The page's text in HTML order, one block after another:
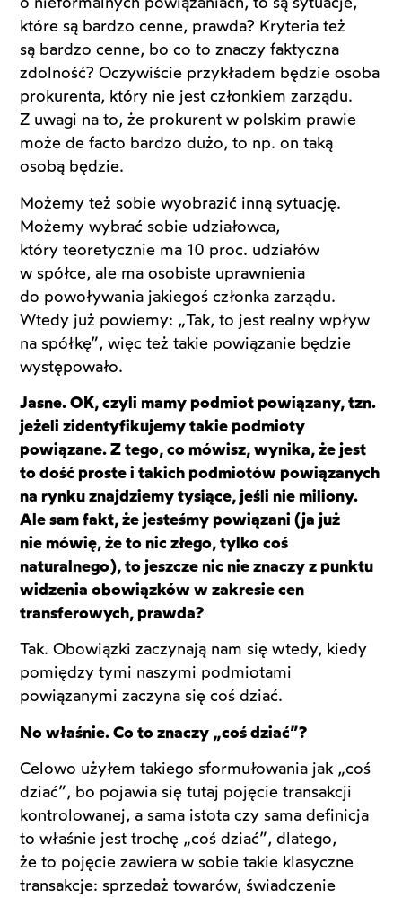
które są bardzo cenne, prawda? Kryteria też
są bardzo cenne, bo co to znaczy faktyczna
zdolność? Oczywiście przykładem będzie osoba
prokurenta, który nie jest członkiem zarządu.
Z uwagi na to, że prokurent w polskim prawie
może de facto bardzo dużo, to np. on taką
osobą będzie.
Możemy też sobie wyobrazić inną sytuację.
Możemy wybrać sobie udziałowca,
który teoretycznie ma 10 proc. udziałów
w spółce, ale ma osobiste uprawnienia
do powoływania jakiegoś członka zarządu.
Wtedy już powiemy: „Tak, to jest realny wpływ
na spółkę”, więc też takie powiązanie będzie
występowało.
Jasne. OK, czyli mamy podmiot powiązany, tzn.
jeżeli zidentyfikujemy takie podmioty
powiązane. Z tego, co mówisz, wynika, że jest
to dość proste i takich podmiotów powiązanych
na rynku znajdziemy tysiące, jeśli nie miliony.
Ale sam fakt, że jesteśmy powiązani (ja już
nie mówię, że to nic złego, tylko coś
naturalnego), to jeszcze nic nie znaczy z punktu
widzenia obowiązków w zakresie cen
transferowych, prawda?
Tak. Obowiązki zaczynają nam się wtedy, kiedy
pomiędzy tymi naszymi podmiotami
powiązanymi zaczyna się coś dziać.
No właśnie. Co to znaczy „coś dziać”?
Celowo użyłem takiego sformułowania jak „coś
dziać”, bo pojawia się tutaj pojęcie transakcji
kontrolowanej, a sama istota czy sama definicja
to właśnie jest trochę „coś dziać”, dlatego,
że to pojęcie zawiera w sobie takie klasyczne
transakcje: sprzedaż towarów, świadczenie